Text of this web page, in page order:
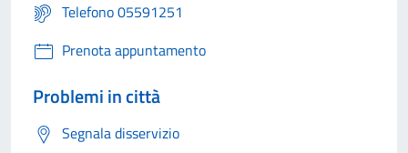
Telefono 05591251
Prenota appuntamento
Problemi in città
Segnala disservizio